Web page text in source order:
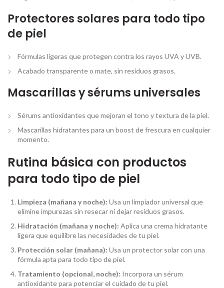
Protectores solares para todo tipo
de piel
Fórmulas ligeras que protegen contra los rayos UVA y UVB.
Acabado transparente o mate, sin residuos grasos.
Mascarillas y sérums universales
Sérums antioxidantes que mejoran el tono y textura de la piel.
Mascarillas hidratantes para un boost de frescura en cualquier
momento.
Rutina básica con productos
para todo tipo de piel
Limpieza (mañana y noche): Usa un limpiador universal que
elimine impurezas sin resecar ni dejar residuos grasos.
Hidratación (mañana y noche): Aplica una crema hidratante
ligera que equilibre las necesidades de tu piel.
Protección solar (mañana): Usa un protector solar con una
fórmula apta para todo tipo de piel.
Tratamiento (opcional, noche): Incorpora un sérum
antioxidante para potenciar el cuidado de tu piel.